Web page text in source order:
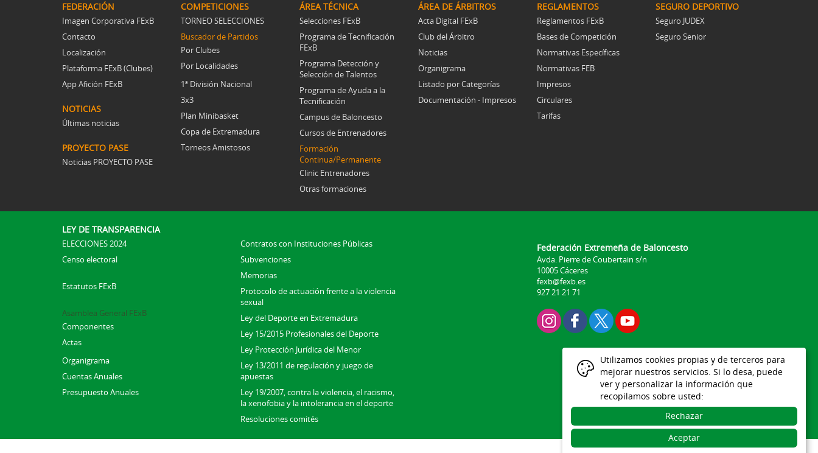
FEDERACIÓN
Imagen Corporativa FExB
Contacto
Localización
Plataforma FExB (Clubes)
App Afición FExB
NOTICIAS
Últimas noticias
PROYECTO PASE
Noticias PROYECTO PASE
COMPETICIONES
TORNEO SELECCIONES
Buscador de Partidos
Por Clubes
Por Localidades
1ª División Nacional
3x3
Plan Minibasket
Copa de Extremadura
Torneos Amistosos
ÁREA TÉCNICA
Selecciones FExB
Programa de Tecnificación
FExB
Programa Detección y
Selección de Talentos
Programa de Ayuda a la
Tecnificación
Campus de Baloncesto
Cursos de Entrenadores
Formación
Continua/Permanente
Clinic Entrenadores
Otras formaciones
ÁREA DE ÁRBITROS
Acta Digital FExB
Club del Árbitro
Noticias
Organigrama
Listado por Categorías
Documentación - Impresos
REGLAMENTOS
Reglamentos FExB
Bases de Competición
Normativas Específicas
Normativas FEB
Impresos
Circulares
Tarifas
SEGURO DEPORTIVO
Seguro JUDEX
Seguro Senior
LEY DE TRANSPARENCIA
ELECCIONES 2024
Censo electoral
Estatutos FExB
Asamblea General FExB
Componentes
Actas
Organigrama
Cuentas Anuales
Presupuesto Anuales
Contratos con Instituciones Públicas
Subvenciones
Memorias
Protocolo de actuación frente a la violencia
sexual
Ley del Deporte en Extremadura
Ley 15/2015 Profesionales del Deporte
Ley Protección Jurídica del Menor
Ley 13/2011 de regulación y juego de
apuestas
Ley 19/2007, contra la violencia, el racismo,
la xenofobia y la intolerancia en el deporte
Resoluciones comités
Federación Extremeña de Baloncesto
Avda. Pierre de Coubertain s/n
10005 Cáceres
fexb@fexb.es
927 21 21 71
Utilizamos cookies propias y de terceros para
mejorar nuestros servicios. Si lo desa, puede
ver y personalizar la información que
recopilamos sobre usted:
Rechazar
Aceptar